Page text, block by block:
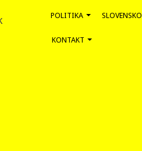
POLITIKA SLOVENSKO
KONTAKT